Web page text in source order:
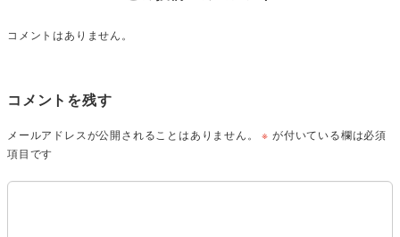
コメントはありません。
コメントを残す
メールアドレスが公開されることはありません。 ※ が付いている欄は必須
項目です